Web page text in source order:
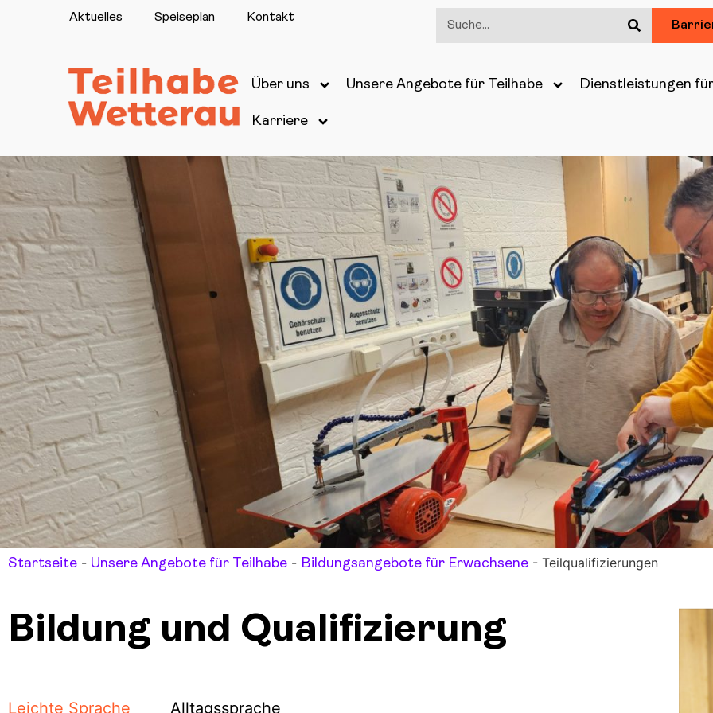
Aktuelles Speiseplan Kontakt
Über uns Unsere Angebote für Teilhabe Dienstleistungen
Karriere
Startseite - Unsere Angebote für Teilhabe - Bildungsangebote für Erwachsene - Teilqualifizierungen
Bildung und Qualifizierung
Leichte Sprache Alltagssprache